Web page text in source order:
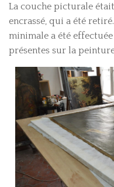
La couche picturale
encrassé, qui a été
minimale a été
présentes sur la